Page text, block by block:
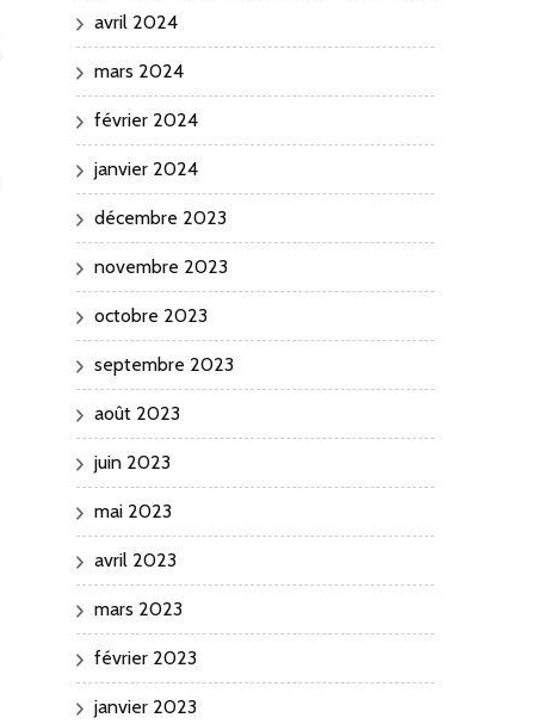
avril 2024
mars 2024
février 2024
janvier 2024
décembre 2023
novembre 2023
octobre 2023
septembre 2023
août 2023
juin 2023
mai 2023
avril 2023
mars 2023
février 2023
janvier 2023